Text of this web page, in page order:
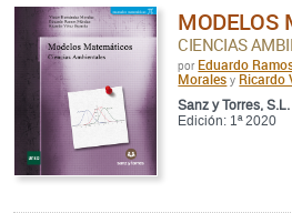
MODELOS
CIENCIAS
por Eduardo
Morales y Ricardo
Sanz y Torres, S.L.
Edición: 1ª 2020